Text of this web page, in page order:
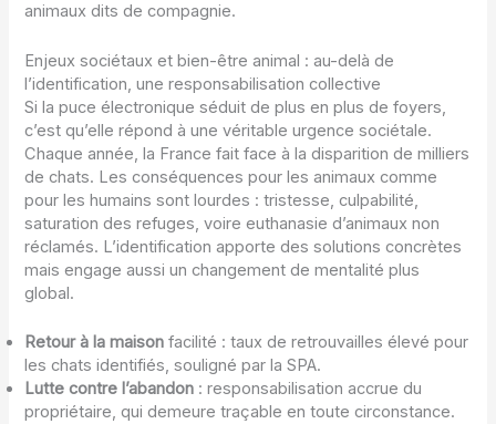
animaux dits de compagnie.
Enjeux sociétaux et bien-être animal : au-delà de
l’identification, une responsabilisation collective
Si la puce électronique séduit de plus en plus de foyers,
c’est qu’elle répond à une véritable urgence sociétale.
Chaque année, la France fait face à la disparition de milliers
de chats. Les conséquences pour les animaux comme
pour les humains sont lourdes : tristesse, culpabilité,
saturation des refuges, voire euthanasie d’animaux non
réclamés. L’identification apporte des solutions concrètes
mais engage aussi un changement de mentalité plus
global.
Retour à la maison facilité : taux de retrouvailles élevé pour
les chats identifiés, souligné par la SPA.
Lutte contre l’abandon : responsabilisation accrue du
propriétaire, qui demeure traçable en toute circonstance.